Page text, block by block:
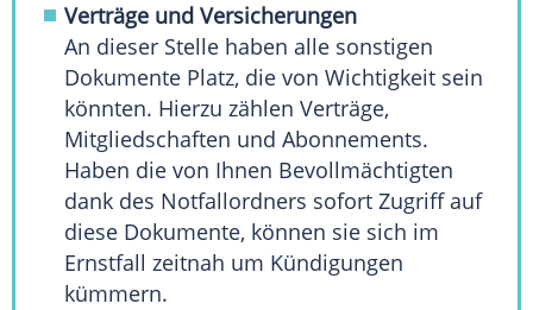
Verträge und Versicherungen
An dieser Stelle haben alle sonstigen
Dokumente Platz, die vonWichtigkeit sein
könnten. Hierzu zählen Verträge,
Mitgliedschaften und Abonnements.
Haben die von Ihnen Bevollmächtigten
dank des Notfallordners sofort Zugriff auf
diese Dokumente, können sie sich im
Ernstfall zeitnah um Kündigungen
kümmern.